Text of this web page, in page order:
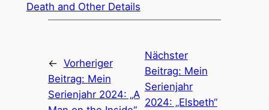
Death and Other Details
← Vorheriger
Beitrag: Mein
Serienjahr 2024: „A
Nächster
Beitrag: Mein
Serienjahr
2024: „Elsbeth“